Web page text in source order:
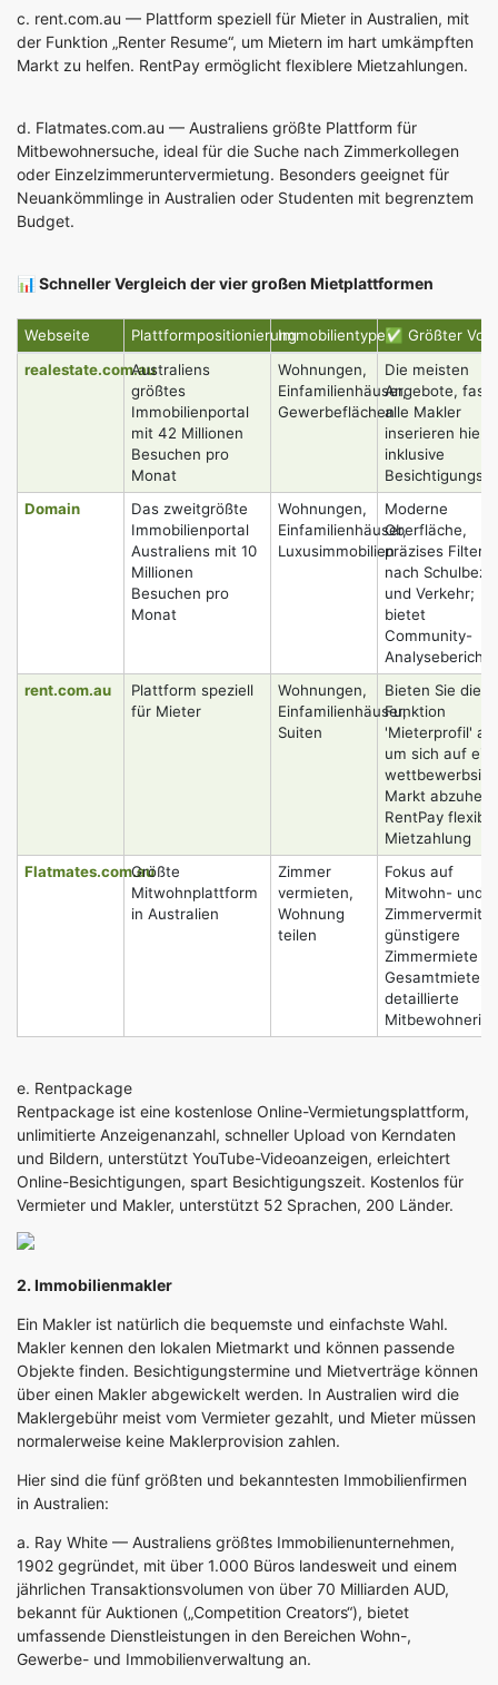
c. rent.com.au — Plattform speziell für Mieter in Australien, mit
der Funktion „Renter Resume“, um Mietern im hart umkämpften
Markt zu helfen. RentPay ermöglicht flexiblere Mietzahlungen.
d. Flatmates.com.au — Australiens größte Plattform für
Mitbewohnersuche, ideal für die Suche nach Zimmerkollegen
oder Einzelzimmeruntervermietung. Besonders geeignet für
Neuankömmlinge in Australien oder Studenten mit begrenztem
Budget.
📊 Schneller Vergleich der vier großen Mietplattformen
Webseite PlattformpositionierungImmobilientypen✅ Größter
realestate.com.auAustraliens
größtes
Immobilienportal
mit 42 Millionen
Besuchen pro
Monat
Wohnungen,
Einfamilienhäuser,
Gewerbeflächen
Die meisten
Angebote, fast
alle Makler
inserieren hier,
inklusive
Domain
Das zweitgrößte
Immobilienportal
Australiens mit 10
Millionen
Besuchen pro
Monat
Wohnungen,
Einfamilienhäuser,
Luxusimmobilien
Moderne
Oberfläche,
präzises Filtern
nach
und Verkehr;
bietet
Community-
Analyseberichte
rent.com.au
Plattform speziell
für Mieter
Wohnungen,
Einfamilienhäuser,
Suiten
Bieten Sie die
Funktion
'Mieterprofil' an,
um sich auf
Markt
RentPay flexible
Mietzahlung
Flatmates.com.auGrößte
Mitwohnplattform
in Australien
Zimmer
vermieten,
Wohnung
teilen
Fokus auf
Mitwohn- und
günstigere
Zimmermiete
Gesamtmiete,
detaillierte
e. Rentpackage
Rentpackage ist eine kostenlose Online-Vermietungsplattform,
unlimitierte Anzeigenanzahl, schneller Upload von Kerndaten
und Bildern, unterstützt YouTube-Videoanzeigen, erleichtert
Online-Besichtigungen, spart Besichtigungszeit. Kostenlos für
Vermieter und Makler, unterstützt 52 Sprachen, 200 Länder.
2. Immobilienmakler
Ein Makler ist natürlich die bequemste und einfachste Wahl.
Makler kennen den lokalen Mietmarkt und können passende
Objekte finden. Besichtigungstermine und Mietverträge können
über einen Makler abgewickelt werden. In Australien wird die
Maklergebühr meist vom Vermieter gezahlt, und Mieter müssen
normalerweise keine Maklerprovision zahlen.
Hier sind die fünf größten und bekanntesten Immobilienfirmen
in Australien:
a. Ray White — Australiens größtes Immobilienunternehmen,
1902 gegründet, mit über 1.000 Büros landesweit und einem
jährlichen Transaktionsvolumen von über 70 Milliarden AUD,
bekannt für Auktionen („Competition Creators“), bietet
umfassende Dienstleistungen in den Bereichen Wohn-,
Gewerbe- und Immobilienverwaltung an.